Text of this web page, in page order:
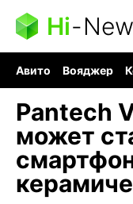
Hi-
Авито Вояджер
Pantech
может